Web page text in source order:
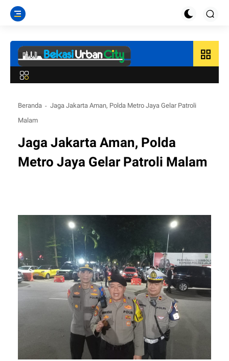
grid_view
Beranda
Jaga Jakarta Aman, Polda Metro Jaya Gelar Patroli
Malam
Jaga Jakarta Aman, Polda
Metro Jaya Gelar Patroli Malam